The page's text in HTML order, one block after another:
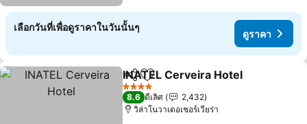
เลือกวันที่เพื่อดูราคาในวันนั้นๆ
ดูราคา
แชร์ เพิ่มในรายการโปรด
INATEL Cerveira Hotel
4 ดาว
8.6 ดีเลิศ
2,432
วิล่าโนวาเดอเชอร์เวียร่า